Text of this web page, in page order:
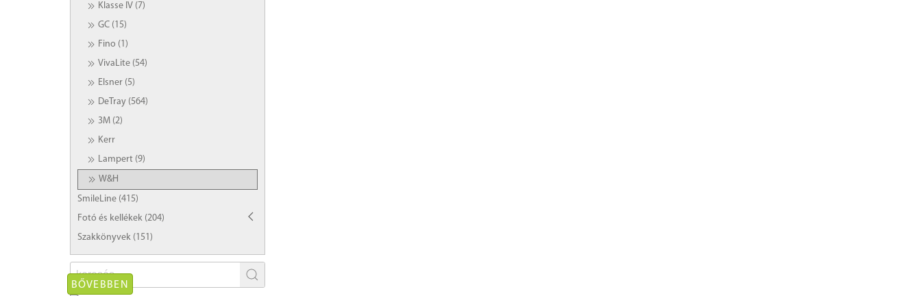
Klasse IV (7)
GC (15)
Fino (1)
VivaLite (54)
Elsner (5)
DeTray (564)
3M (2)
Kerr
Lampert (9)
W&H
SmileLine (415)
Fotó és kellékek (204)
Szakkönyvek (151)
BŐVEBBEN